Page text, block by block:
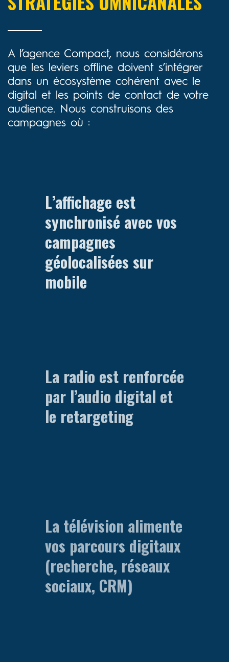
A l’agence Compact, nous considérons
que les leviers offline doivent s’intégrer
dans un écosystème cohérent avec le
digital et les points de contact de votre
audience. Nous construisons des
campagnes où :
L’affichage est
synchronisé avec vos
campagnes
géolocalisées sur
mobile
La radio est renforcée
par l’audio digital et
le retargeting
La télévision alimente
vos parcours digitaux
(recherche, réseaux
sociaux, CRM)